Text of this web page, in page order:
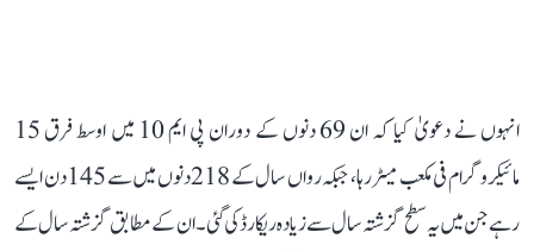
انہوں نے دعویٰ کیا کہ ان 69 دنوں کے دوران پی ایم 10 میں اوسط فرق 15
مائیکروگرام فی مکعب میٹر رہا، جبکہ رواں سال کے 218 دنوں میں سے 145 دن ایسے
رہے جن میں یہ سطح گزشتہ سال سے زیادہ ریکارڈ کی گئی۔ ان کے مطابق گزشتہ سال کے